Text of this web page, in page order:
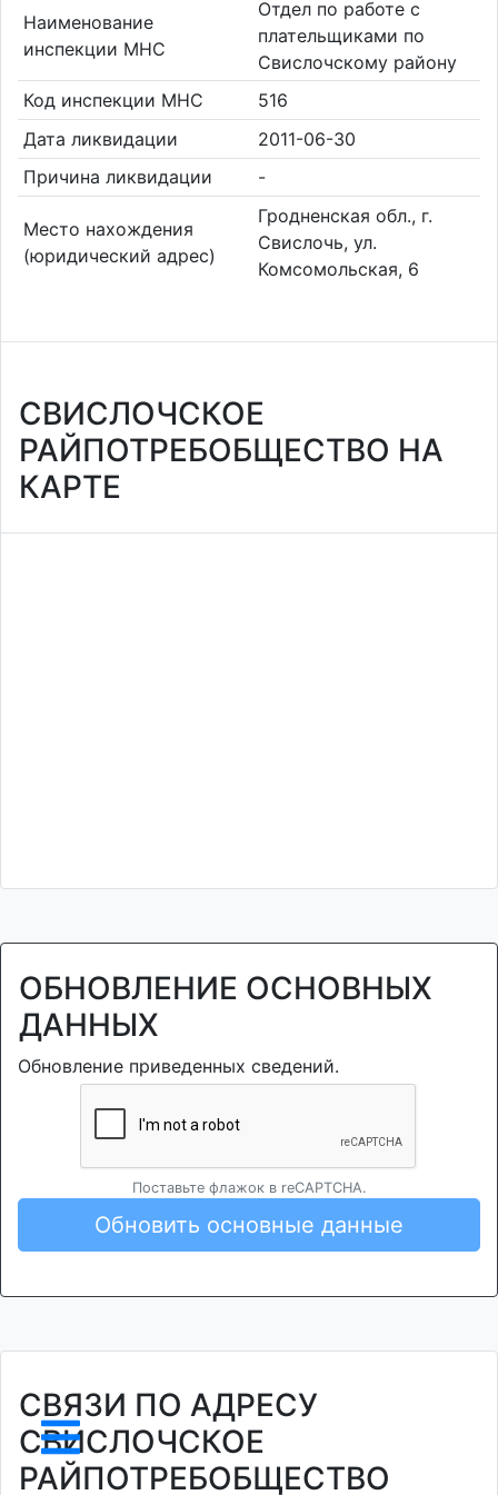
Наименование
инспекции МНС
Отдел по работе с
плательщиками по
Свислочскому району
Код инспекции МНС
516
Дата ликвидации
2011-06-30
Причина ликвидации
-
Место нахождения
(юридический адрес)
Гродненская обл., г.
Свислочь, ул.
Комсомольская, 6
СВИСЛОЧСКОЕ
РАЙПОТРЕБОБЩЕСТВО НА
КАРТЕ
ОБНОВЛЕНИЕ ОСНОВНЫХ
ДАННЫХ
Обновление приведенных сведений.
Поставьте флажок в reCAPTCHA.
Обновить основные данные
СВЯЗИ ПО АДРЕСУ
СВИСЛОЧСКОЕ
РАЙПОТРЕБОБЩЕСТВО